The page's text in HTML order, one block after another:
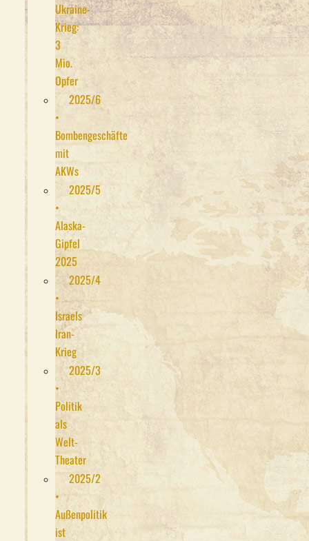
Ukraine-
Krieg:
3
Mio.
Opfer
2025/6
•
Bombengeschäfte
mit
AKWs
2025/5
•
Alaska-
Gipfel
2025
2025/4
•
Israels
Iran-
Krieg
2025/3
•
Politik
als
Welt-
Theater
2025/2
•
Außenpolitik
ist